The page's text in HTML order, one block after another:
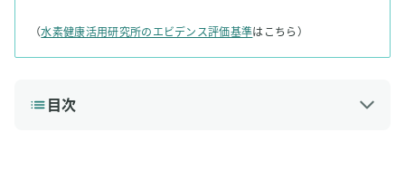
（水素健康活用研究所のエビデンス評価基準はこちら）
目次